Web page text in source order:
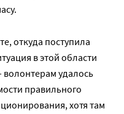
откуда поступила
в этой области
волонтерам удалось
правильного
хотя там